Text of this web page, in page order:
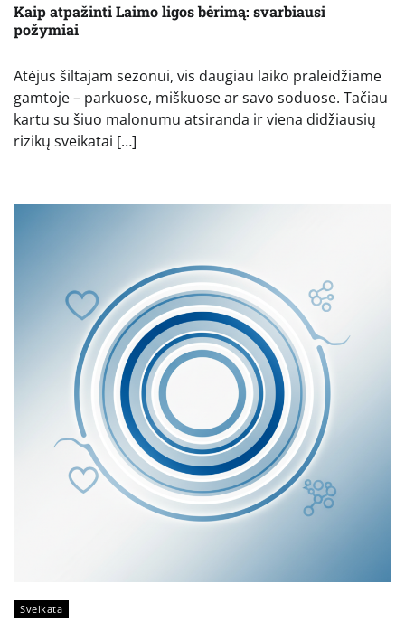
Kaip atpažinti Laimo ligos bėrimą: svarbiausi
požymiai
Atėjus šiltajam sezonui, vis daugiau laiko praleidžiame
gamtoje – parkuose, miškuose ar savo soduose. Tačiau
kartu su šiuo malonumu atsiranda ir viena didžiausių
rizikų sveikatai […]
Sveikata